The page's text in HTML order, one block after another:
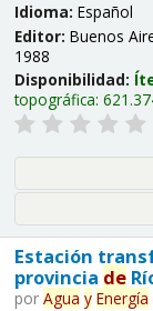
Idioma: Español
Editor: Buenos
1988
Disponibilidad:
topográfica:
Estación
provincia de
por Agua y Energía